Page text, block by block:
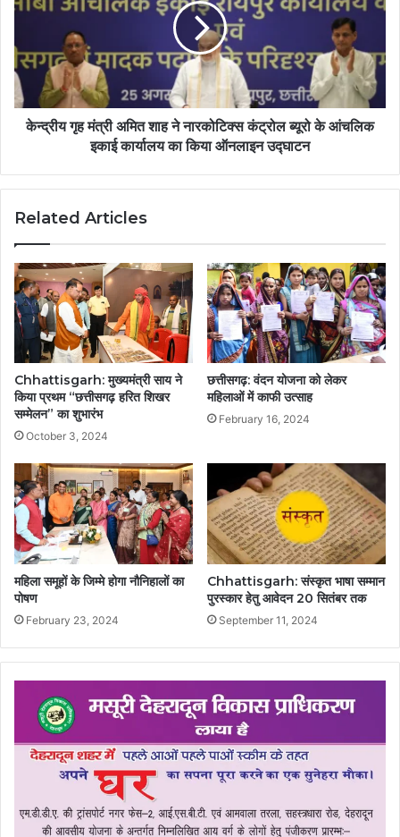
केन्द्रीय गृह मंत्री अमित शाह ने नारकोटिक्स कंट्रोल ब्यूरो के आंचलिक
इकाई कार्यालय का किया ऑनलाइन उद्घाटन
Related Articles
Chhattisgarh: मुख्यमंत्री साय ने
किया प्रथम “छत्तीसगढ़ हरित शिखर
सम्मेलन” का शुभारंभ
October 3, 2024
छत्तीसगढ़: वंदन योजना को लेकर
महिलाओं में काफी उत्साह
February 16, 2024
महिला समूहों के जिम्मे होगा नौनिहालों का
पोषण
February 23, 2024
Chhattisgarh: संस्कृत भाषा सम्मान
पुरस्कार हेतु आवेदन 20 सितंबर तक
September 11, 2024